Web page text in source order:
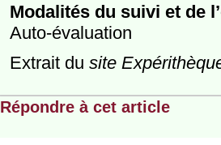
Modalités du suivi et de
Auto-évaluation
Extrait du site
Répondre à cet article